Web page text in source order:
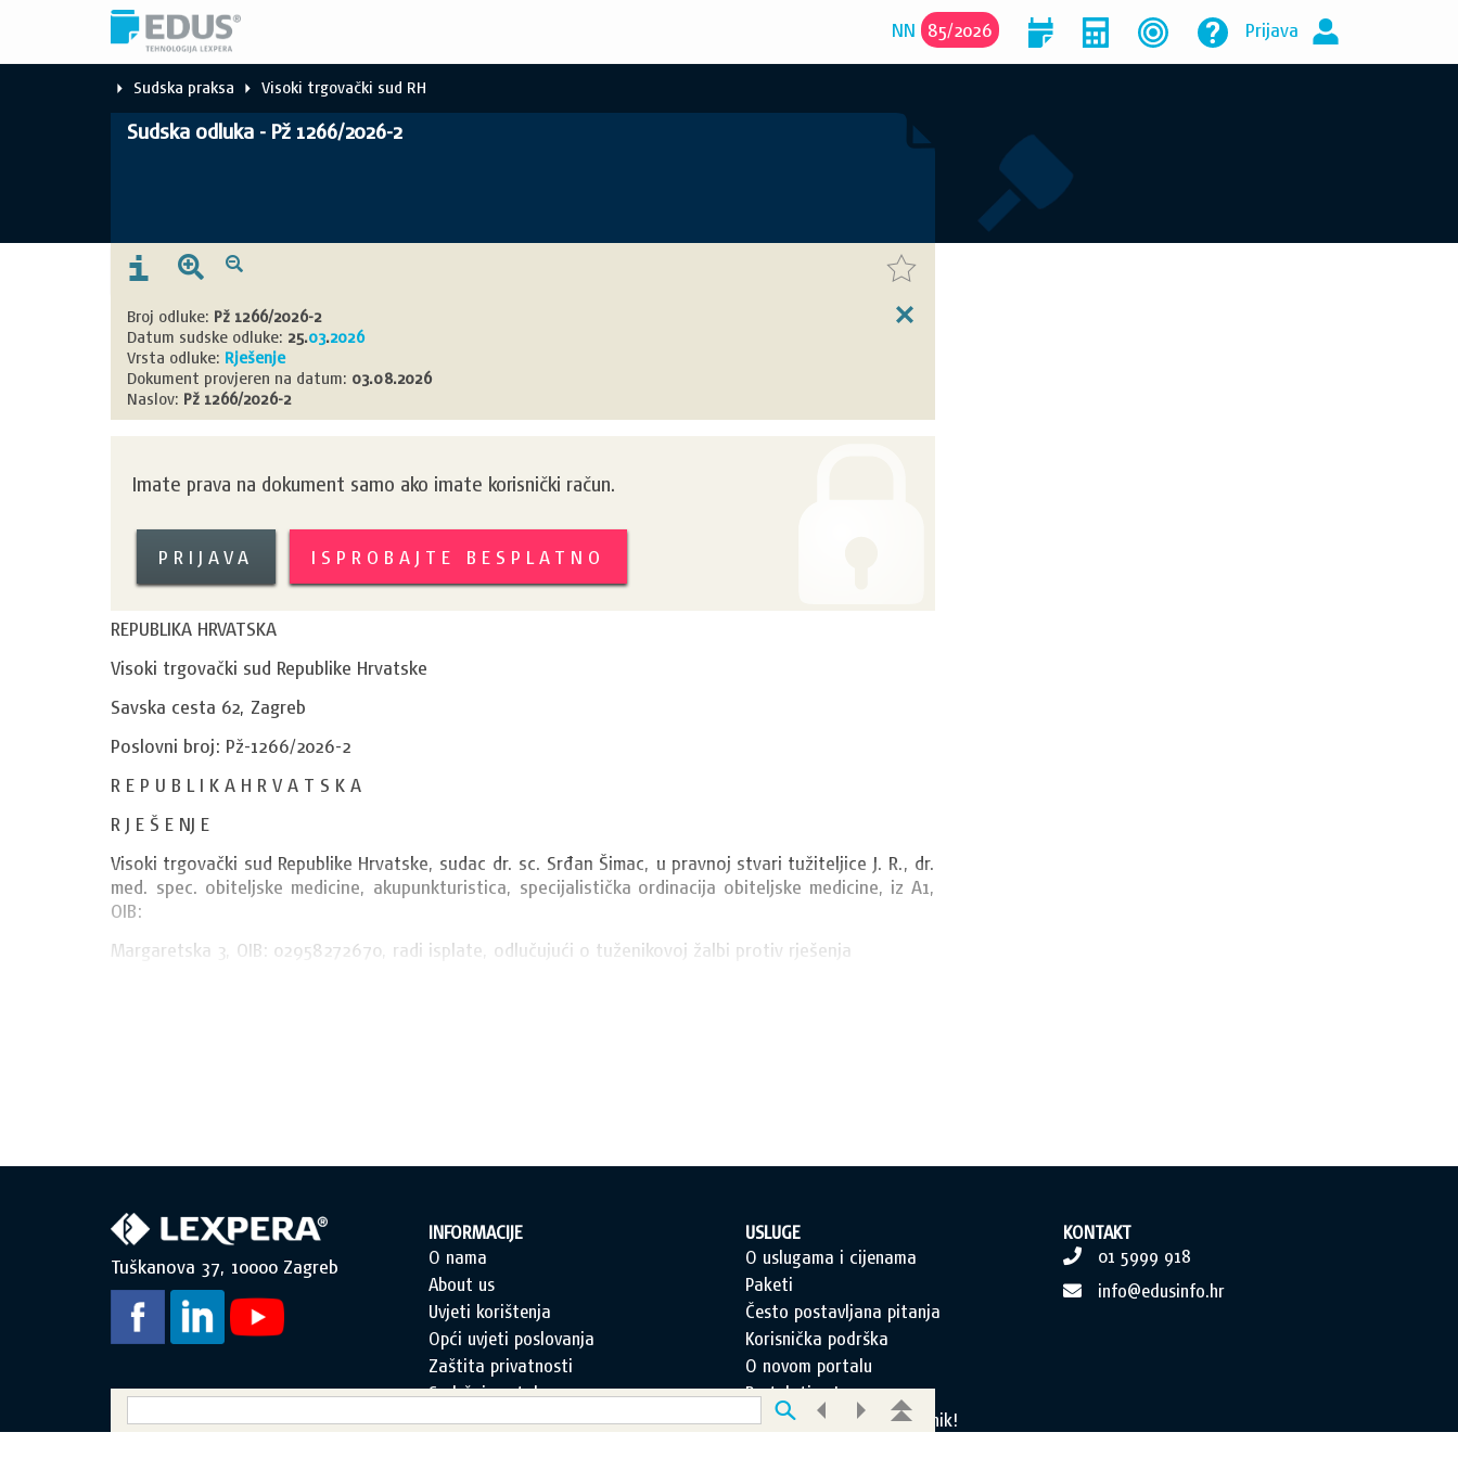
NN 85/2026 Prijava
Sudska praksa Visoki trgovački sud RH
Sudska odluka - Pž 1266/2026-2
Broj odluke: Pž 1266/2026-2
Datum sudske odluke: 25.03.2026
Vrsta odluke: Rješenje
Dokument provjeren na datum: 03.08.2026
Naslov: Pž 1266/2026-2
Imate prava na dokument samo ako imate korisnički račun.
PRIJAVA ISPROBAJTE BESPLATNO
REPUBLIKA HRVATSKA
Visoki trgovački sud Republike Hrvatske
Savska cesta 62, Zagreb
Poslovni broj: Pž-1266/2026-2
R E P U B L I K A H R V A T S K A
R J E Š E NJ E
Visoki trgovački sud Republike Hrvatske, sudac dr. sc. Srđan Šimac, u pravnoj stvari tužiteljice J. R., dr.
med. spec. obiteljske medicine, akupunkturistica, specijalistička ordinacija obiteljske medicine, iz A1,
OIB:
Margaretska 3, OIB: 02958272670, radi isplate, odlučujući o tuženikovoj žalbi protiv rješenja
Tuškanova 37, 10000 Zagreb
INFORMACIJE
O nama
About us
Uvjeti korištenja
Opći uvjeti poslovanja
Zaštita privatnosti
Sadržaj portala
Obrazac za kontakt
USLUGE
O uslugama i cijenama
Paketi
Često postavljana pitanja
Korisnička podrška
O novom portalu
Pretplati se!
Postanite i Vi EDUS korisnik!
KONTAKT
01 5999 918
info@edusinfo.hr